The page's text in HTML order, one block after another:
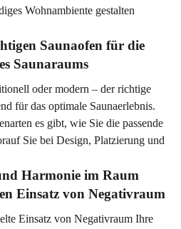
Wohnambiente gestalten
Saunaofen für die
Saunaraums
oder modern – der richtige
für das optimale Saunaerlebnis.
es gibt, wie Sie die passende
Sie bei Design, Platzierung und
Harmonie im Raum
Einsatz von Negativraum
Einsatz von Negativraum Ihre